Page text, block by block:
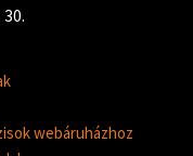
webáruházhoz